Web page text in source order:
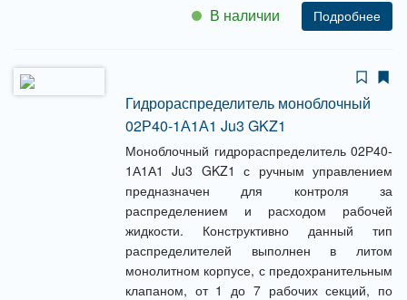
В наличии Подробнее
Гидрораспределитель моноблочный
02Р40-1А1А1 Ju3 GKZ1
Моноблочный гидрораспределитель 02Р40-
1А1А1 Ju3 GKZ1 с ручным управлением
предназначен для контроля за
распределением и расходом рабочей
жидкости. Конструктивно данный тип
распределителей выполнен в литом
монолитном корпусе, с предохранительным
клапаном, от 1 до 7 рабочих секций, по